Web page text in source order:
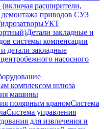
(включая расширители,
демонтажа приводов СУЗ
УКТ
Детали закладные и
системы компенсации
детали закладные
насосного
комплексом шлюза
машины
полярным краномСистема
Система управления
для извлечения и